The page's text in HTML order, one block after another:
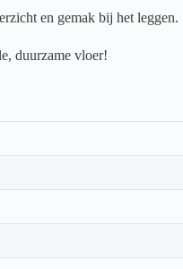
en gemak bij het leggen.
duurzame vloer!